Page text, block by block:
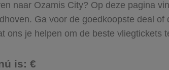
naar Ozamis City? Op deze pagina
Ga voor de goedkoopste deal
je helpen om de beste vliegtickets
is: €